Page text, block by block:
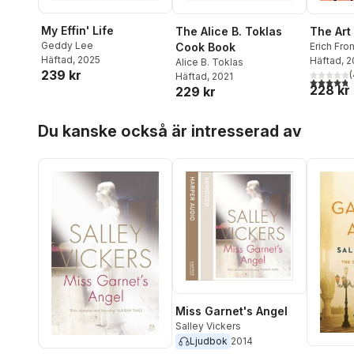
My Effin' Life
Geddy Lee
Häftad, 2025
239 kr
The Alice B. Toklas
Cook Book
Alice B. Toklas
Häftad, 2021
229 kr
The
Erich
Häftad,
4,8utav (
228 kr
Du kanske också är intresserad av
Miss Garnet's Angel
Salley Vickers
Ljudbok 2014